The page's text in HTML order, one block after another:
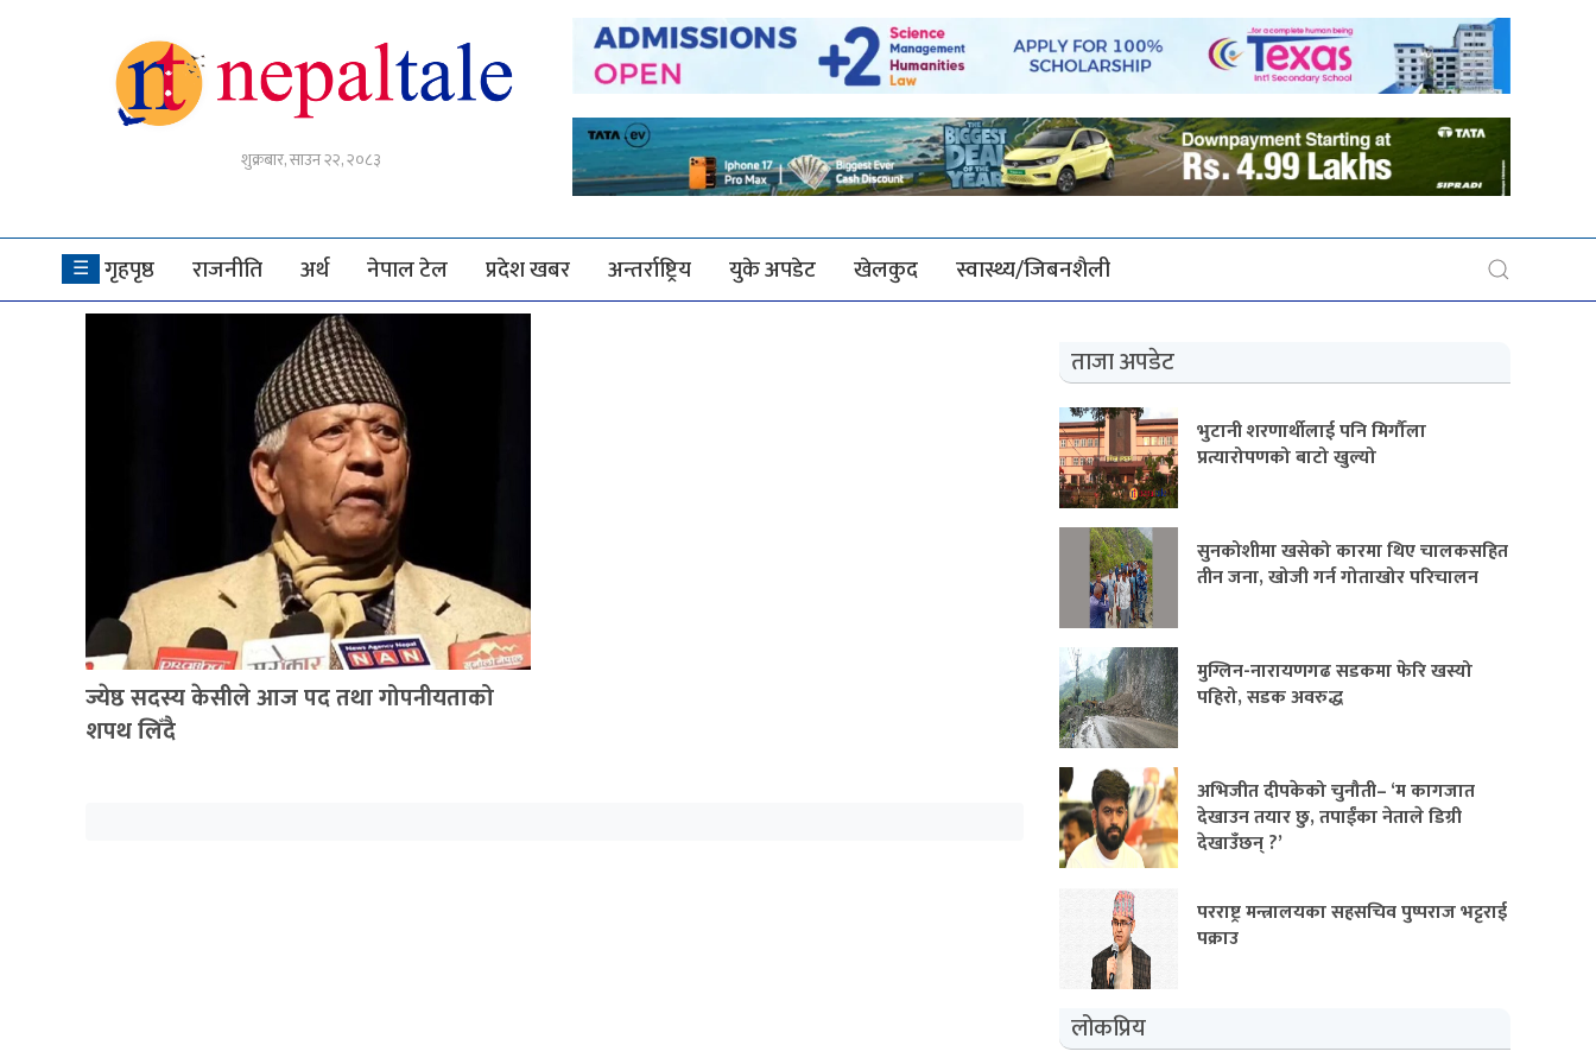
शुक्रबार, साउन २२, २०८३
अर्थ
नेपाल
स्वास्थ्य/
जिबनशैली
☰ गृहपृष्ठ राजनीति अर्थ नेपाल टेल प्रदेश खबर अन्तर्राष्ट्रिय युके अपडेट खेलकुद स्वास्थ्य/जिबनशैली
ज्येष्ठ सदस्य केसीले आज पद तथा गोपनीयताको
शपथ लिँदै
ताजा अपडेट
भुटानी शरणार्थीलाई पनि मिर्गौला
प्रत्यारोपणको बाटो खुल्यो
सुनकोशीमा खसेको कारमा थिए चालकसहित
तीन जना, खोजी गर्न गोताखोर परिचालन
मुग्लिन-नारायणगढ सडकमा फेरि खस्यो
पहिरो, सडक अवरुद्ध
अभिजीत दीपकेको चुनौती– ‘म कागजात
देखाउन तयार छु, तपाईंका नेताले डिग्री
देखाउँछन् ?’
परराष्ट्र मन्त्रालयका सहसचिव पुष्पराज भट्टराई
पक्राउ
लोकप्रिय